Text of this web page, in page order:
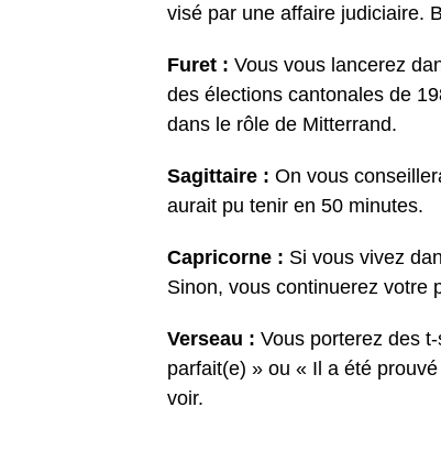
visé par une affaire judiciaire.
Furet : Vous vous lancerez
des élections cantonales de
dans le rôle de Mitterrand.
Sagittaire : On vous
aurait pu tenir en 50 minutes.
Capricorne : Si vous vivez
Sinon, vous continuerez votre
Verseau : Vous porterez des
parfait(e) » ou « Il a été
voir.